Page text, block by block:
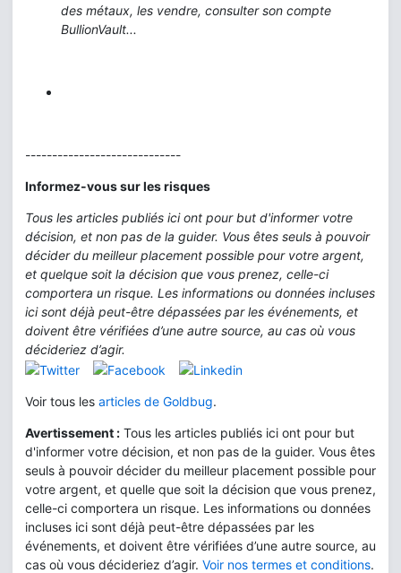
des métaux, les vendre, consulter son compte
BullionVault...
-----------------------------
Informez-vous sur les risques
Tous les articles publiés ici ont pour but d'informer votre
décision, et non pas de la guider. Vous êtes seuls à pouvoir
décider du meilleur placement possible pour votre argent,
et quelque soit la décision que vous prenez, celle-ci
comportera un risque. Les informations ou données incluses
ici sont déjà peut-être dépassées par les événements, et
doivent être vérifiées d’une autre source, au cas où vous
décideriez d’agir.
Voir tous les articles de Goldbug.
Avertissement : Tous les articles publiés ici ont pour but
d'informer votre décision, et non pas de la guider. Vous êtes
seuls à pouvoir décider du meilleur placement possible pour
votre argent, et quelle que soit la décision que vous prenez,
celle-ci comportera un risque. Les informations ou données
incluses ici sont déjà peut-être dépassées par les
événements, et doivent être vérifiées d’une autre source, au
cas où vous décideriez d’agir. Voir nos termes et conditions.